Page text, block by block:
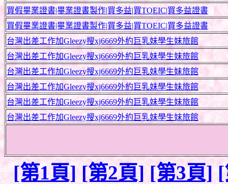
買假畢業證書|畢業證書製作|買多益|買TOEIC|買多益證書
買假畢業證書|畢業證書製作|買多益|買TOEIC|買多益證書
台灣出差工作加Gleezy搜xj6669外約巨乳妹學生妹旅館
台灣出差工作加Gleezy搜xj6669外約巨乳妹學生妹旅館
台灣出差工作加Gleezy搜xj6669外約巨乳妹學生妹旅館
台灣出差工作加Gleezy搜xj6669外約巨乳妹學生妹旅館
台灣出差工作加Gleezy搜xj6669外約巨乳妹學生妹旅館
台灣出差工作加Gleezy搜xj6669外約巨乳妹學生妹旅館
[第1頁] [第2頁] [第3頁]